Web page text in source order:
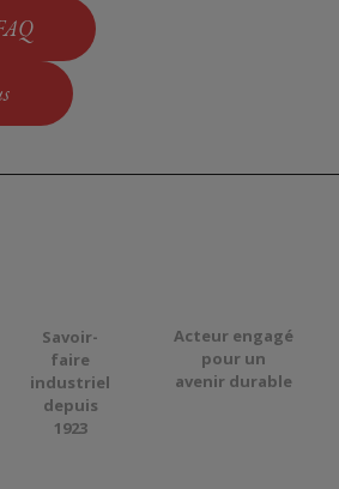
Savoir-
faire
industriel
depuis
1923
Acteur engagé
pour un
avenir durable